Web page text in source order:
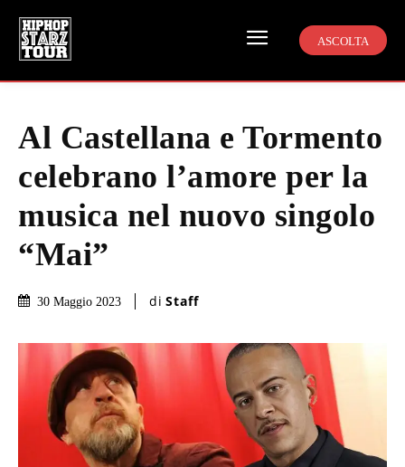
ASCOLTA
Al Castellana e Tormento
celebrano l’amore per la
musica nel nuovo singolo
“Mai”
30 Maggio 2023 di Staff